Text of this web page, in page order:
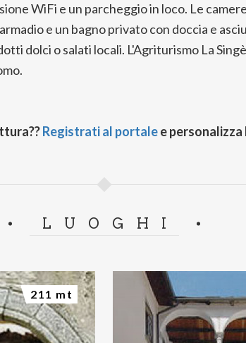
WiFi e un parcheggio in loco. Le
e un bagno privato con doccia e
dolci o salati locali. L'Agriturismo La
Registrati al portalee personalizza
LUOGHI
211 mt